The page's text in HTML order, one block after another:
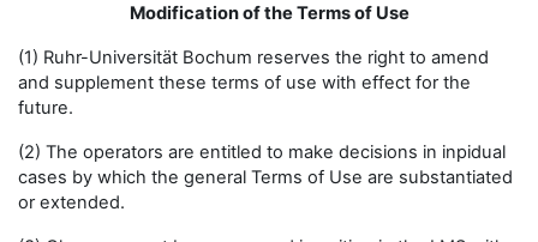
Modification of the Terms of Use
(1) Ruhr-Universität Bochum reserves the right to amend
and supplement these terms of use with effect for the
future.
(2) The operators are entitled to make decisions in inpidual
cases by which the general Terms of Use are substantiated
or extended.